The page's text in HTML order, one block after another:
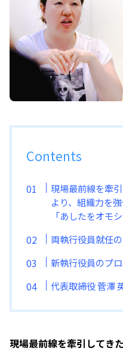
Contents
現場最前線を牽
より、組織力を
「あしたをオモ
両執行役員就任
新執行役員のプ
代表取締役 菅澤
現場最前線を牽引してき